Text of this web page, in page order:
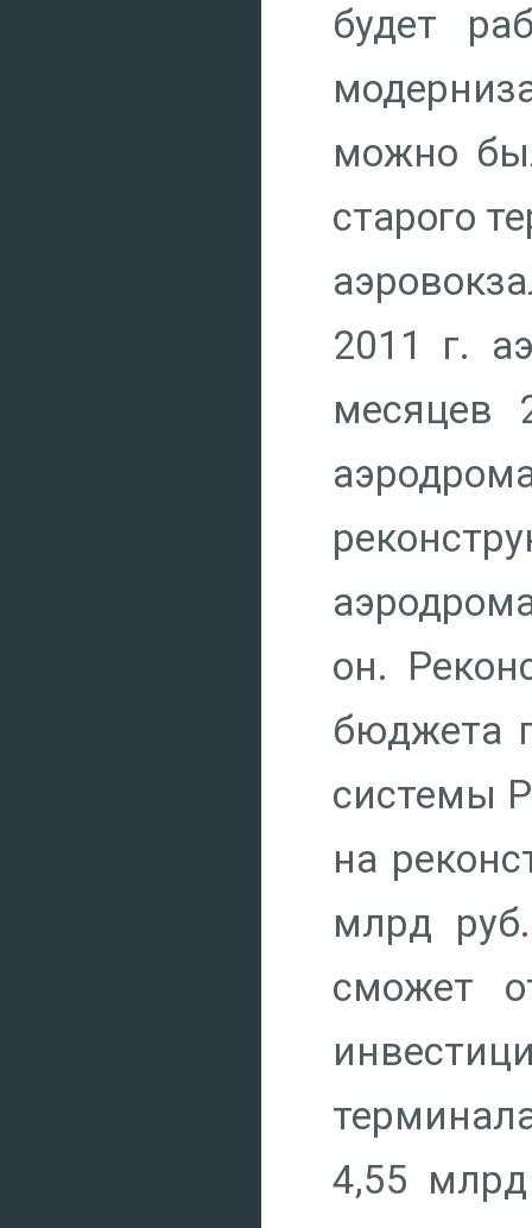
будет
можно
старого
2011 г.
месяцев
он.
бюджета
системы
на
млрд
сможет
4,55